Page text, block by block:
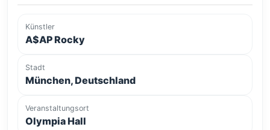
Künstler
A$AP Rocky
Stadt
München, Deutschland
Veranstaltungsort
Olympia Hall